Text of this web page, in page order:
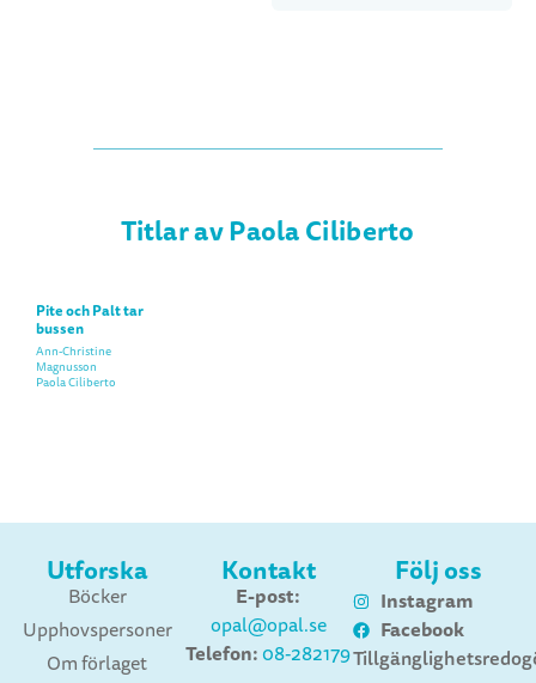
Titlar av Paola Ciliberto
Pite och Palt tar
bussen
Ann-Christine
Magnusson
Paola Ciliberto
Utforska
Böcker
Upphovspersoner
Om förlaget
Kontakt
E-post:
opal@opal.se
Telefon:08-282179
Följ oss
Instagram
Facebook